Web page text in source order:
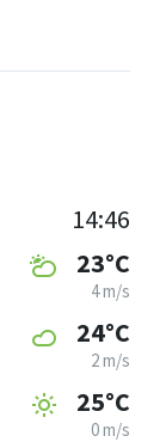
14:46
23°C
4 m/s
24°C
2 m/s
25°C
0 m/s